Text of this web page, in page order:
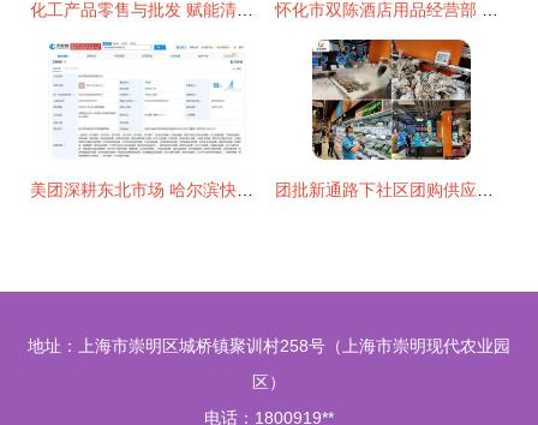
地址：上海市崇明区城桥镇聚训村258号（上海市崇明现代农业园
区）
电话：1800919**